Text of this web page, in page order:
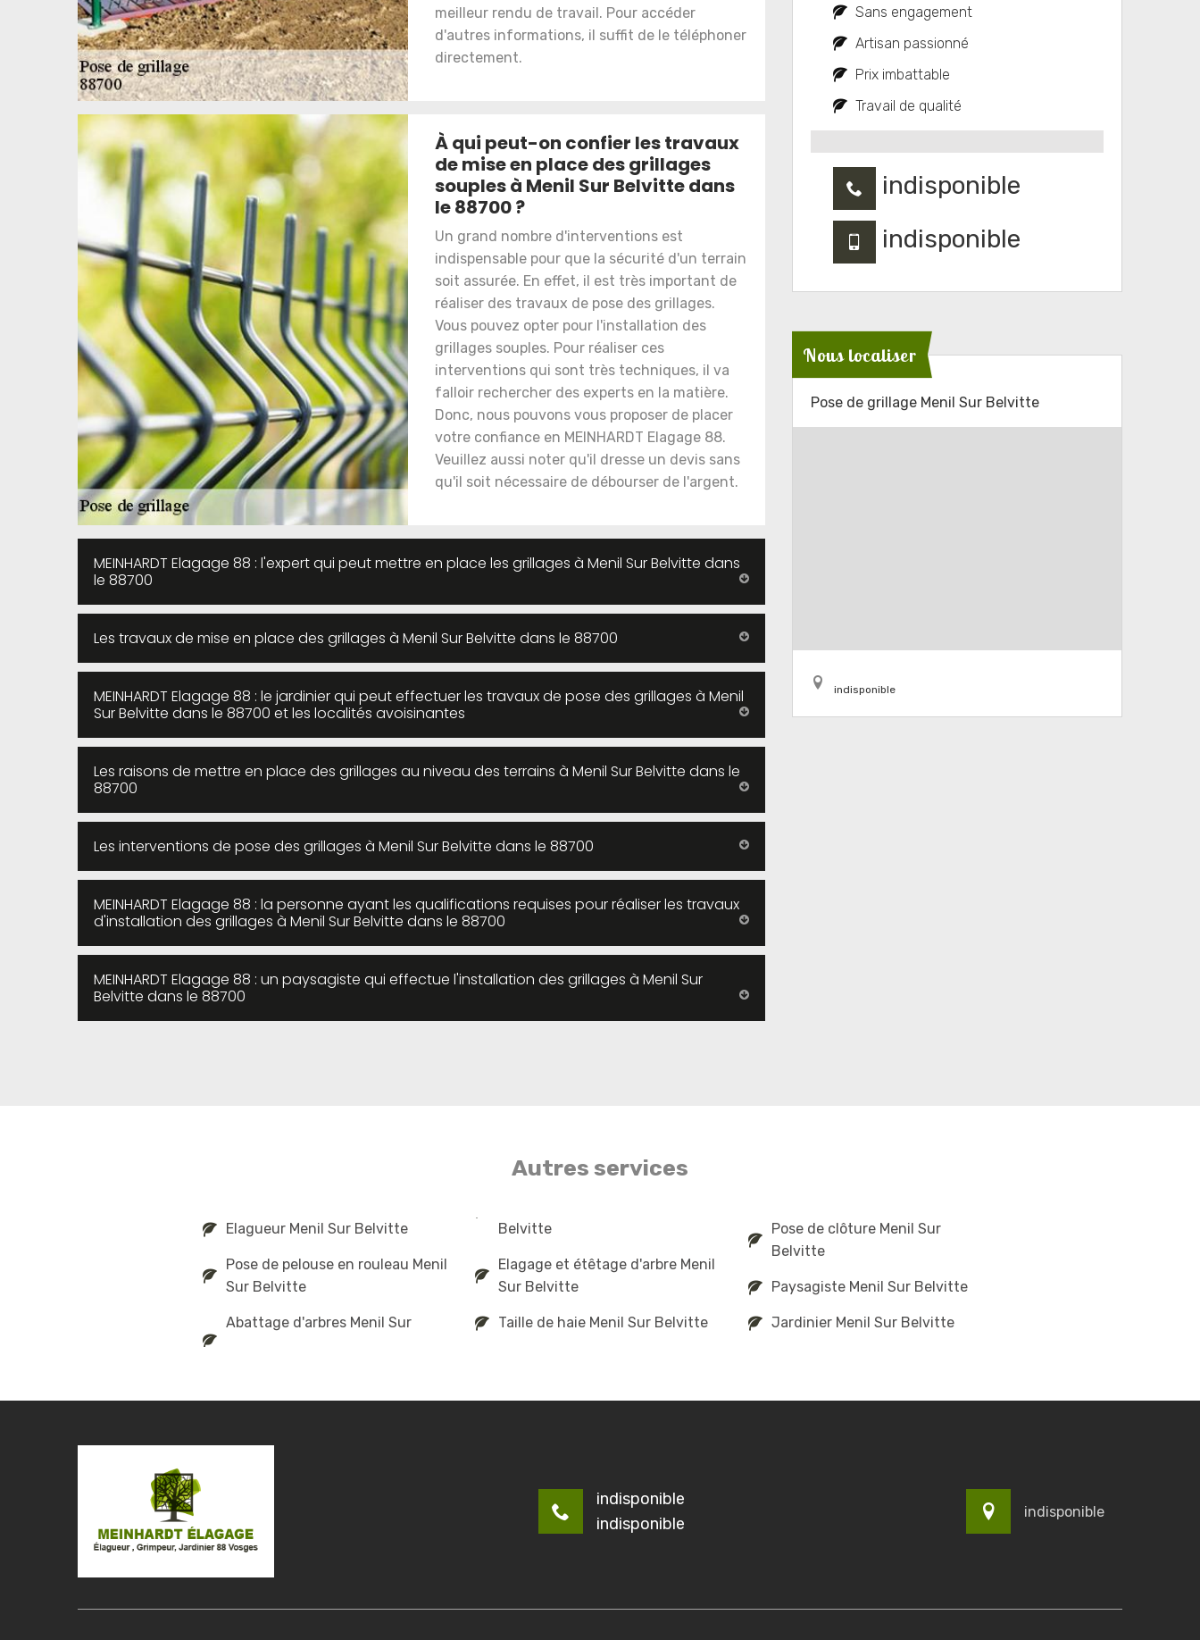
meilleur rendu de travail. Pour accéder
d'autres informations, il suffit de le téléphoner
directement.
À qui peut-on confier les travaux
de mise en place des grillages
souples à Menil Sur Belvitte dans
le 88700 ?
Un grand nombre d'interventions est
indispensable pour que la sécurité d'un terrain
soit assurée. En effet, il est très important de
réaliser des travaux de pose des grillages.
Vous pouvez opter pour l'installation des
grillages souples. Pour réaliser ces
interventions qui sont très techniques, il va
falloir rechercher des experts en la matière.
Donc, nous pouvons vous proposer de placer
votre confiance en MEINHARDT Elagage 88.
Veuillez aussi noter qu'il dresse un devis sans
qu'il soit nécessaire de débourser de l'argent.
MEINHARDT Elagage 88 : l'expert qui peut mettre en place les grillages à Menil Sur Belvitte dans
le 88700
Les travaux de mise en place des grillages à Menil Sur Belvitte dans le 88700
MEINHARDT Elagage 88 : le jardinier qui peut effectuer les travaux de pose des grillages à Menil
Sur Belvitte dans le 88700 et les localités avoisinantes
Les raisons de mettre en place des grillages au niveau des terrains à Menil Sur Belvitte dans le
88700
Les interventions de pose des grillages à Menil Sur Belvitte dans le 88700
MEINHARDT Elagage 88 : la personne ayant les qualifications requises pour réaliser les travaux
d'installation des grillages à Menil Sur Belvitte dans le 88700
MEINHARDT Elagage 88 : un paysagiste qui effectue l'installation des grillages à Menil Sur
Belvitte dans le 88700
Sans engagement
Artisan passionné
Prix imbattable
Travail de qualité
indisponible
indisponible
Nous localiser
Pose de grillage Menil Sur Belvitte
indisponible
Autres services
Elagueur Menil Sur Belvitte
Pose de pelouse en rouleau Menil
Sur Belvitte
Abattage d'arbres Menil Sur
Belvitte
Elagage et étêtage d'arbre Menil
Sur Belvitte
Taille de haie Menil Sur Belvitte
Pose de clôture Menil Sur
Belvitte
Paysagiste Menil Sur Belvitte
Jardinier Menil Sur Belvitte
indisponible
indisponible
indisponible